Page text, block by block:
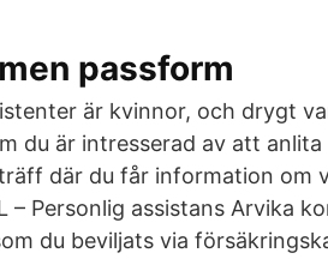
passform
är kvinnor, och drygt
du är intresserad av att
där du får information om
– Personlig assistans Arvika
du beviljats via